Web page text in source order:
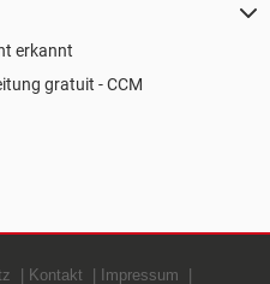
erkannt
gratuit - CCM
Kontakt Impressum